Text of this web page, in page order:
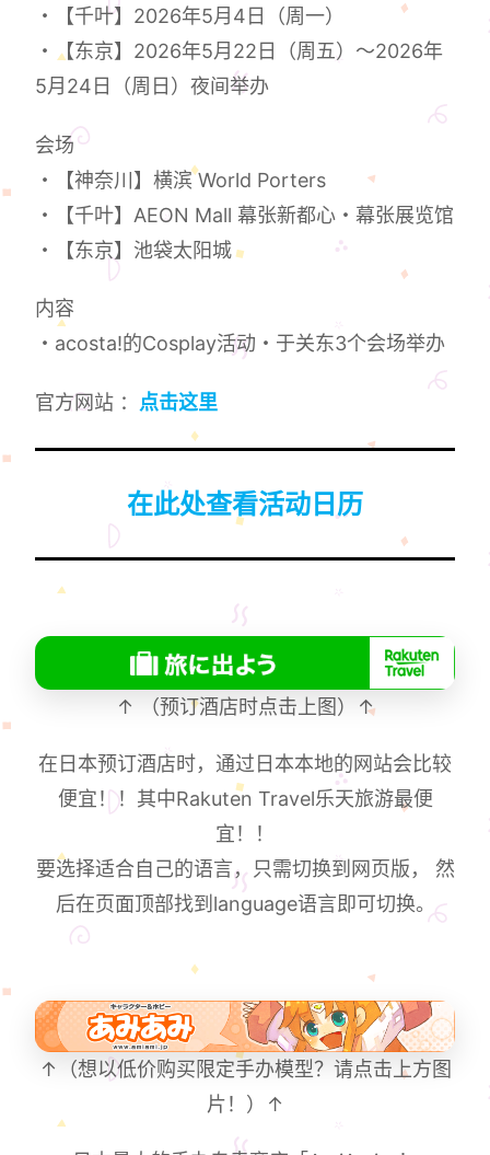
・【千叶】2026年5月4日（周一）
・【东京】2026年5月22日（周五）～2026年
5月24日（周日）夜间举办
会场
・【神奈川】横滨 World Porters
・【千叶】AEON Mall 幕张新都心・幕张展览馆
・【东京】池袋太阳城
内容
・acosta!的Cosplay活动・于关东3个会场举办
官方网站 ： 点击这里
在此处查看活动日历
↑ （预订酒店时点击上图）↑
在日本预订酒店时，通过日本本地的网站会比较
便宜！！其中Rakuten Travel乐天旅游最便
宜！！
要选择适合自己的语言，只需切换到网页版， 然
后在页面顶部找到language语言即可切换。
↑（想以低价购买限定手办模型？请点击上方图
片！）↑